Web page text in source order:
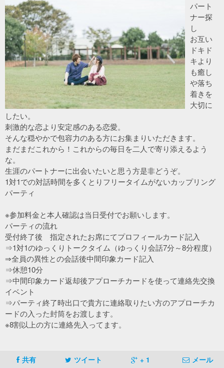
パート
ナー探
し
お互い
ドキド
キより
も癒し
や落ち
着きを
大切に
したい。
刺激的な恋より安定感のある恋愛。
そんな穏やかで包容力のある方にお集まりいただきます。
まだまだこれから！これからの毎日を二人で寄り添えるよう
な。
生涯のパートナーに出会いたいと思う方是非どうぞ。
1対1での対話時間を多くとりフリータイムがないカップリング
パーティ
※参加料金と本人確認は当日受付でお願いします。
パーティの流れ
受付終了後 指定されたお席にてプロフィールカード記入
⇒1対1のゆっくりトークタイム（ゆっくり会話7分～8分程度）
⇒全員の異性との会話後中間印象カード記入
⇒休憩10分
⇒中間印象カード返却後アプローチカードを使って連絡先交換
イベント
⇒パーティ終了時出口で貴方に連絡取りたい方のアプローチカ
ードの入った封筒をお渡します。
※8割以上の方に連絡先入ってます。
共有 ツイート + 1 メール